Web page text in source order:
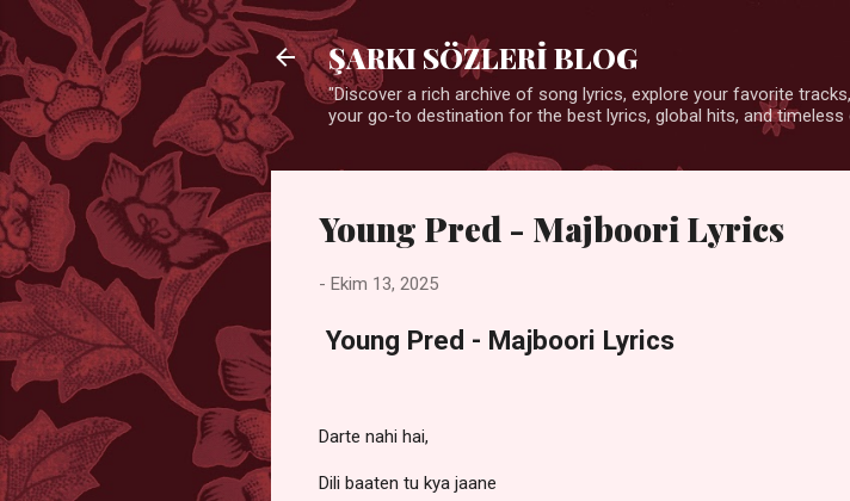
ŞARKI SÖZLERİ BLOG
"Discover a rich archive of song lyrics, explore your favorite
your go-to destination for the best lyrics, global hits, and
Young Pred - Majboori Lyrics
- Ekim 13, 2025
Young Pred - Majboori Lyrics
Darte nahi hai,
Dili baaten tu kya jaane